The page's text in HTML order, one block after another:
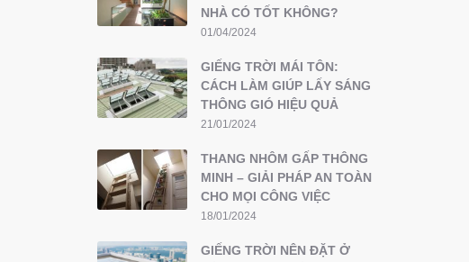
NHÀ CÓ TỐT KHÔNG?
01/04/2024
GIẾNG TRỜI MÁI TÔN:
CÁCH LÀM GIÚP LẤY SÁNG
THÔNG GIÓ HIỆU QUẢ
21/01/2024
THANG NHÔM GẤP THÔNG
MINH – GIẢI PHÁP AN TOÀN
CHO MỌI CÔNG VIỆC
18/01/2024
GIẾNG TRỜI NÊN ĐẶT Ở